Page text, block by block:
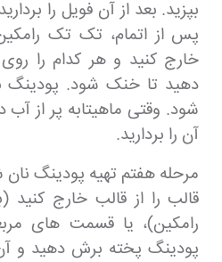
پس از اتمام، تک تک
خارج کنید و هر کدام را
دهید تا خنک شود. پودینگ
شود. وقتی ماهیتابه پر از
آن را بردارید.
مرحله هفتم تهیه پودینگ نان
قالب را از قالب خارج کنید
رامکین)، یا قسمت های
پودینگ پخته برش دهید و